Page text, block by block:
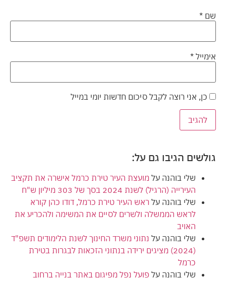
שם *
אימייל *
כן, אני רוצה לקבל סיכום חדשות יומי במייל
גולשים הגיבו גם על:
שלי בוהנה על מועצת העיר טירת כרמל אישרה את תקציב
העירייה (הרגיל) לשנת 2024 בסך של 303 מיליון ש"ח
שלי בוהנה על ראש העיר טירת כרמל, דודו כהן קורא
לראש הממשלה ולשרים לסיים את המשימה ולהכריע את
האויב
שלי בוהנה על נתוני משרד החינוך לשנת הלימודים תשפ"ד
(2024) מציגים ירידה בנתוני הזכאות לבגרות בטירת
כרמל
שלי בוהנה על פועל נפל מפיגום באתר בנייה ברחוב